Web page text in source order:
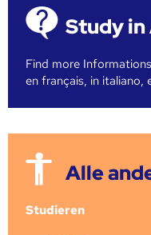
Study
Find more
en français, in italiano,
Alle
Studieren